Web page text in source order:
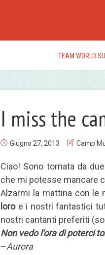
TEAM WORLD
I miss the
Giugno 27, 2013 Camp
Ciao! Sono tornata da
che mi potesse mancare
Alzarmi la mattina con le
loroe i nostri fantastici
nostri cantanti preferiti
Non vedo l’ora di poterci
–Aurora